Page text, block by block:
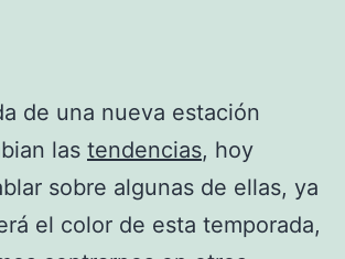
de una nueva estación
las tendencias, hoy
sobre algunas de ellas, ya
el color de esta temporada,